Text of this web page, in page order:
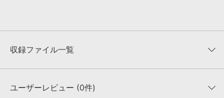
収録ファイル一覧
収録ファイル一覧
ユーザーレビュー (0件)